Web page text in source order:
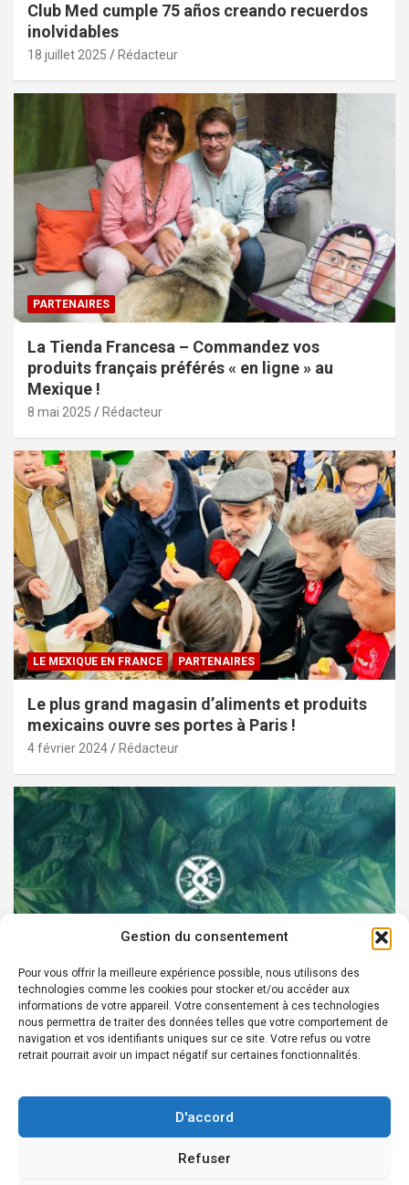
Gestion du consentement
Pour vous offrir la meilleure expérience possible, nous utilisons des
technologies comme les cookies pour stocker et/ou accéder aux
informations de votre appareil. Votre consentement à ces technologies
nous permettra de traiter des données telles que votre comportement de
navigation et vos identifiants uniques sur ce site. Votre refus ou votre
retrait pourrait avoir un impact négatif sur certaines fonctionnalités.
D'accord
Refuser
Club Med cumple 75 años creando recuerdos
inolvidables
18 juillet 2025 Rédacteur
PARTENAIRES
La Tienda Francesa – Commandez vos
produits français préférés « en ligne » au
Mexique !
8 mai 2025 Rédacteur
LE MEXIQUE EN FRANCE PARTENAIRES
Le plus grand magasin d’aliments et produits
mexicains ouvre ses portes à Paris !
4 février 2024 Rédacteur
PARTENAIRES
Devenez Ambassadeur XOCHI BOTANICALS –
« El espíritu francés con corazón de México! »